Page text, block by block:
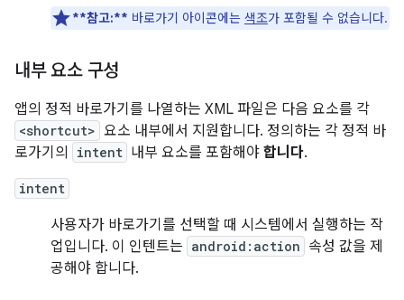
**참고:** 바로가기 아이콘에는 색조가 포함될 수 없습니다.
내부 요소 구성
앱의 정적 바로가기를 나열하는 XML 파일은 다음 요소를 각
<shortcut> 요소 내부에서 지원합니다. 정의하는 각 정적 바
로가기의
intent 내부 요소를 포함해야 합니다.
intent
사용자가 바로가기를 선택할 때 시스템에서 실행하는 작
업입니다. 이 인텐트는 android:action 속성 값을 제
공해야 합니다.